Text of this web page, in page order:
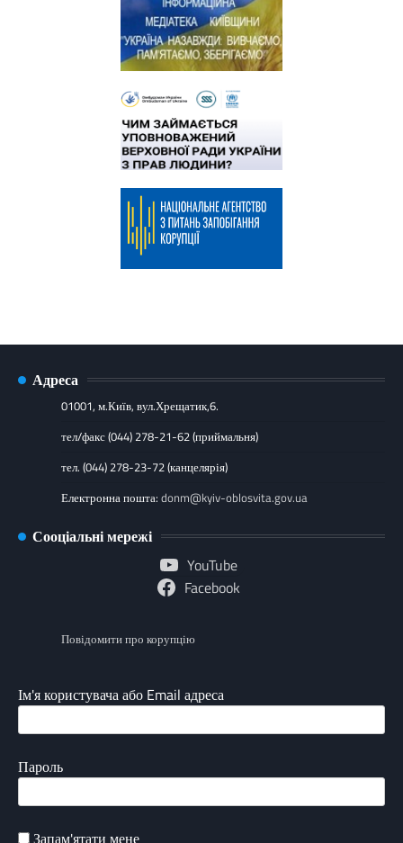
Адреса
01001, м.Київ, вул.Хрещатик,6.
тел/факс (044) 278-21-62 (приймальня)
тел. (044) 278-23-72 (канцелярія)
Електронна пошта: donm@kyiv-oblosvita.gov.ua
Сооціальні мережі
YouTube
Facebook
Повідомити про корупцію
Ім'я користувача або Email адреса
Пароль
Запам'ятати мене